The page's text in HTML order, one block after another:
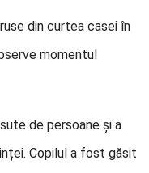
din curtea casei în
momentul
de persoane și a
Copilul a fost găsit